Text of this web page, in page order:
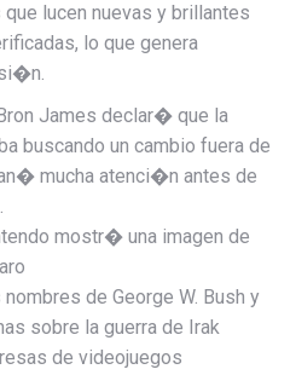
lucen nuevas y brillantes
lo que genera
James declar� que la
buscando un cambio fuera de
mucha atenci�n antes de
mostr� una imagen de
de George W. Bush y
sobre la guerra de Irak
de videojuegos